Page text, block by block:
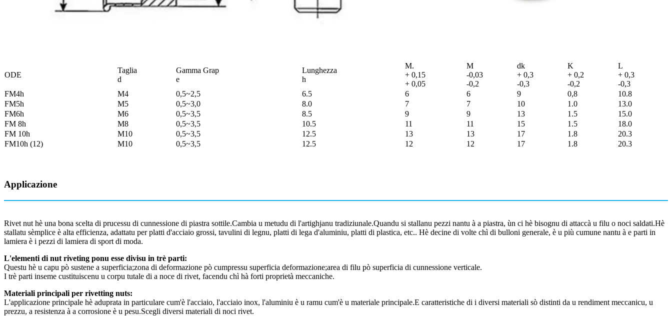
ODE
Taglia
d
Gamma Grap
e
Lunghezza
h
M.
+ 0,15
+ 0,05
M
-0,03
-0,2
dk
+ 0,3
-0,3
K
+ 0,2
-0,2
L
+ 0,3
-0,3
FM4h
M4 0,5~2,5 6.5 6 6 9 0,8
10.8
FM5h
M5 0,5~3,0 8.0 7 7 10 1.0
13.0
FM6h
M6 0,5~3,5 8.5 9 9 13 1.5
15.0
FM 8h
M8 0,5~3,5 10.5 11 11 15 1.5
18.0
FM 10h
M10 0,5~3,5 12.5 13 13 17 1.8
20.3
FM10h (12)
M10 0,5~3,5 12.5 12 12 17 1.8 20.3
Applicazione
Rivet nut hè una bona scelta di prucessu di cunnessione di piastra sottile.Cambia u metudu di l'artighjanu tradiziunale.Quandu si stallanu pezzi nantu à a piastra, ùn ci hè bisognu di attaccà u filu o noci saldati.Hè
stallatu sèmplice è alta efficienza, adattatu per platti d'acciaio grossi, tavulini di legnu, platti di lega d'aluminiu, platti di plastica, etc.. Hè decine di volte chì di bulloni generale, è u più cumune nantu à e parti in
lamiera è i pezzi di lamiera di sport di moda.
L'elementi di nut riveting ponu esse divisu in trè parti:
Questu hè u capu pò sustene a superficia;zona di deformazione pò cumpressu superficia deformazione;area di filu pò superficia di cunnessione verticale.
I trè parti inseme custituiscenu u corpu tutale di a noce di rivet, facendu chì hà forti proprietà meccaniche.
Materiali principali per rivetting nuts:
L'applicazione principale hè aduprata in particulare cum'è l'acciaio, l'acciaio inox, l'aluminiu è u ramu cum'è u materiale principale.E caratteristiche di i diversi materiali sò distinti da u rendiment meccanicu, u
prezzu, a resistenza à a corrosione è u pesu.Scegli diversi materiali di noci rivet.